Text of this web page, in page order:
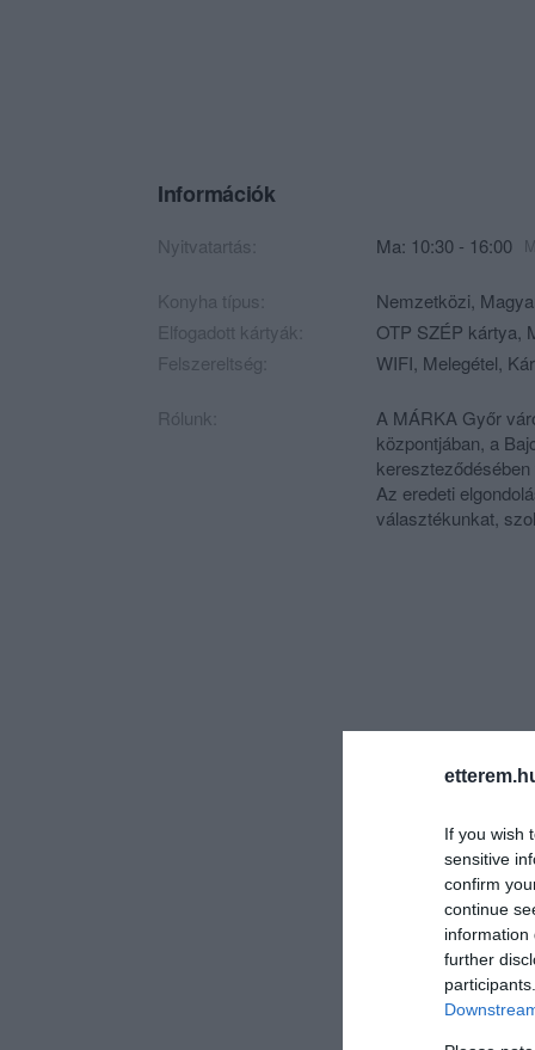
If you wish
sensitive
confirm
continue
information
further
Információk
Nyitvatartás: Ma: 10:30 - 16:00
Konyha típus: Nemzetközi,
Elfogadott kártyák:
OTP SZÉP kártya,
Felszereltség:
WIFI, Melegétel,
Rólunk:
A MÁRKA Győr
központjában, a
kereszteződésében
Az eredeti
választékunkat,